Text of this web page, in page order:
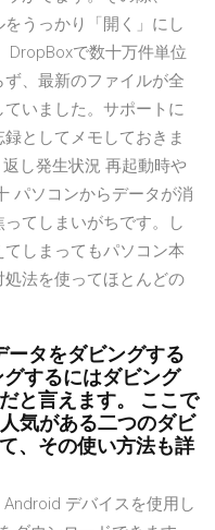
をうっかり「開く」にし
DropBoxで数十万件単位
、最新のファイルが全
いました。サポートに
としてメモしておきま
し発生状況 再起動時や
パソコンからデータが消
てしまいがちです。し
しまってもパソコン本
法を使ってほとんどの
ータをダビングする
するにはダビング
と言えます。 ここで
気がある二つのダビ
、その使い方法も詳
デバイスを使用し